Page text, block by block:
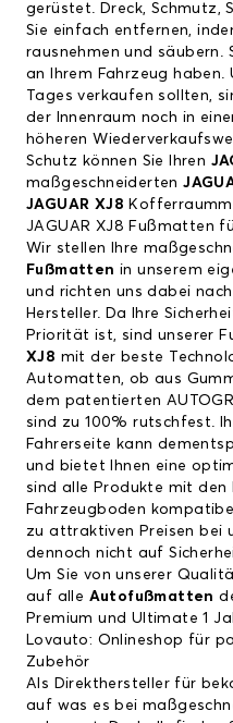
gerüstet. Dreck, Schmutz,
Sie einfach entfernen,
rausnehmen und säubern.
an Ihrem Fahrzeug haben.
Tages verkaufen sollten,
der Innenraum noch in
höheren
Schutz können Sie Ihren
maßgeschneiderten
JAGUAR XJ8
JAGUAR XJ8 Fußmatten
Wir stellen Ihre
Fußmatten in unserem
und richten uns dabei
Hersteller. Da Ihre
Priorität ist, sind unserer
XJ8 mit der beste
Automatten, ob aus
dem patentierten
sind zu 100% rutschfest.
Fahrerseite kann
und bietet Ihnen eine
sind alle Produkte mit den
Fahrzeugboden
zu attraktiven Preisen bei
dennoch nicht auf
Um Sie von unserer
auf alle Autofußmatten
Premium und Ultimate 1
Lovauto: Onlineshop für
Zubehör
Als Direkthersteller für
auf was es bei